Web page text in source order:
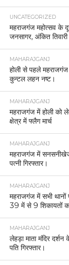
UNCATEGORIZED
महराजगंज महोत्सव के
जनसागर, अंकित
MAHARAJGANJ
होली से पहले महराजगंज
कुन्टल लहन नष्ट।
MAHARAJGANJ
महराजगंज में होली को
क्षेत्र में फ्लैग मार्च
MAHARAJGANJ
महराजगंज में सनसनीखेज
पत्नी गिरफ्तार।
MAHARAJGANJ
महराजगंज में सभी थानों
39 में से 9 शिकायतों
MAHARAJGANJ
लेहड़ा माता मंदिर
पति गिरफ्तार।